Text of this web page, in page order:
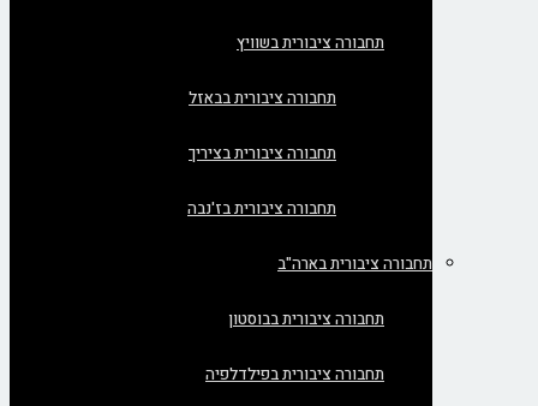
תחבורה ציבורית בשוויץ
תחבורה ציבורית בבאזל
תחבורה ציבורית בציריך
תחבורה ציבורית בז'נבה
תחבורה ציבורית בארה"ב
תחבורה ציבורית בבוסטון
תחבורה ציבורית בפילדלפיה